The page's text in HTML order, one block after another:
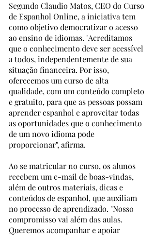
Segundo Claudio Matos, CEO do Curso
de Espanhol Online, a iniciativa tem
como objetivo democratizar o acesso
ao ensino de idiomas. "Acreditamos
que o conhecimento deve ser acessível
a todos, independentemente de sua
situação financeira. Por isso,
oferecemos um curso de alta
qualidade, com um conteúdo completo
e gratuito, para que as pessoas possam
aprender espanhol e aproveitar todas
as oportunidades que o conhecimento
de um novo idioma pode
proporcionar", afirma.
Ao se matricular no curso, os alunos
recebem um e-mail de boas-vindas,
além de outros materiais, dicas e
conteúdos de espanhol, que auxiliam
no processo de aprendizado. "Nosso
compromisso vai além das aulas.
Queremos acompanhar e apoiar